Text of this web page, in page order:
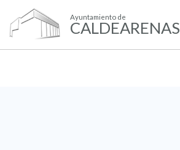
Ayuntamiento de
CALDEARENAS